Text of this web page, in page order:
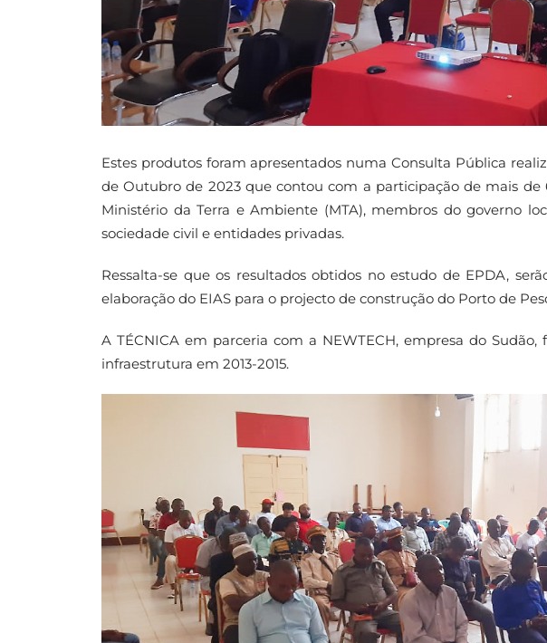
Estes produtos foram apresentados numa Consulta Pública
de Outubro de 2023 que contou com a participação de mais de
Ministério da Terra e Ambiente (MTA), membros do governo
sociedade civil e entidades privadas.
Ressalta-se que os resultados obtidos no estudo de EPDA,
elaboração do EIAS para o projecto de construção do Porto de
A TÉCNICA em parceria com a NEWTECH, empresa do
infraestrutura em 2013-2015.